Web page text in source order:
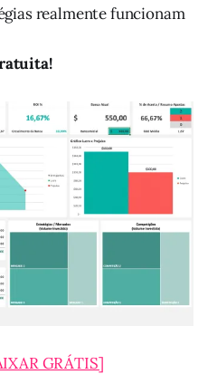
realmente funcionam
GRÁTIS]